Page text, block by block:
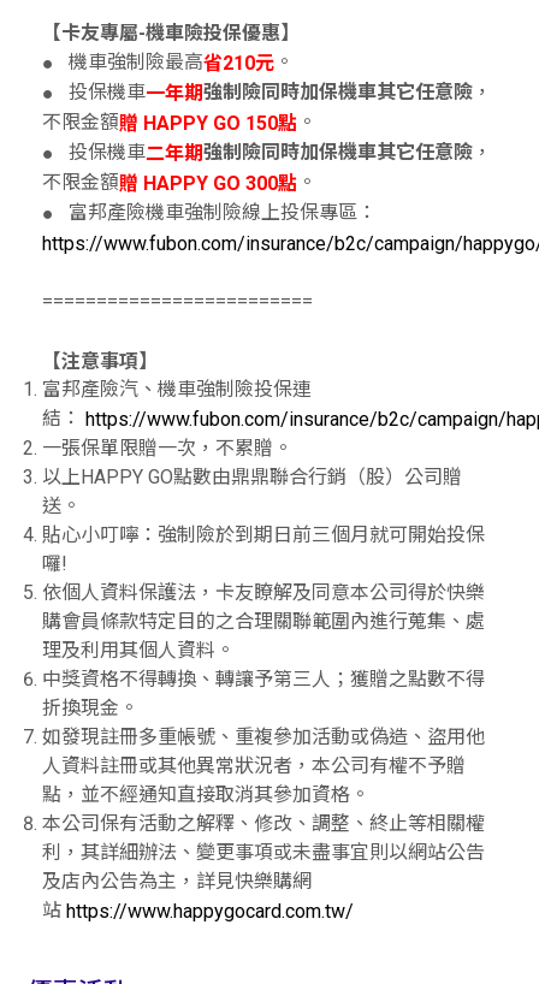
【卡友專屬-機車險投保優惠】
●
機車強制險最高省210元 。
●
投保機車一年期強制險同時加保機車其它任意險 ，
不限金額贈 HAPPY GO 150點 。
●
投保機車二年期強制險同時加保機車其它任意險 ，
不限金額贈 HAPPY GO 300點 。
●
富邦產險機車強制險線上投保專區：
https://www.fubon.com/insurance/b2c/campaign/
=========================
【注意事項】
富邦產險汽、機車強制險投保連
結：https://www.fubon.com/insurance/b2c/campaign/
一張保單限贈一次，不累贈。
以上HAPPY GO點數由鼎鼎聯合行銷（股）公司贈
送。
貼心小叮嚀：強制險於到期日前三個月就可開始投保
囉!
依個人資料保護法，卡友瞭解及同意本公司得於快樂
購會員條款特定目的之合理關聯範圍內進行蒐集、處
理及利用其個人資料。
中獎資格不得轉換、轉讓予第三人；獲贈之點數不得
折換現金。
如發現註冊多重帳號、重複參加活動或偽造、盜用他
人資料註冊或其他異常狀況者，本公司有權不予贈
點，並不經通知直接取消其參加資格。
本公司保有活動之解釋、修改、調整、終止等相關權
利，其詳細辦法、變更事項或未盡事宜則以網站公告
及店內公告為主，詳見快樂購網
站https://www.happygocard.com.tw/